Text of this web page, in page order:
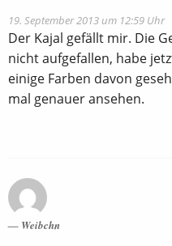
19. September 2013 um 12:59 Uhr
Der Kajal gefällt mir. Die
nicht aufgefallen, habe
einige Farben davon
mal genauer ansehen.
Weibchn